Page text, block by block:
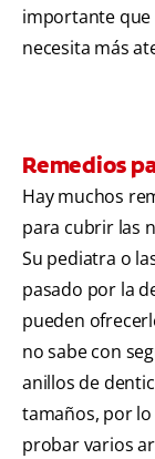
importante que
necesita más
Remedios
Hay muchos
para cubrir las
Su pediatra o
pasado por la
pueden
no sabe con
anillos de
tamaños, por
probar varios